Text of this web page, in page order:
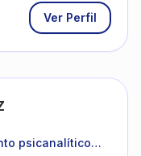
Ver Perfil
psicanalítico